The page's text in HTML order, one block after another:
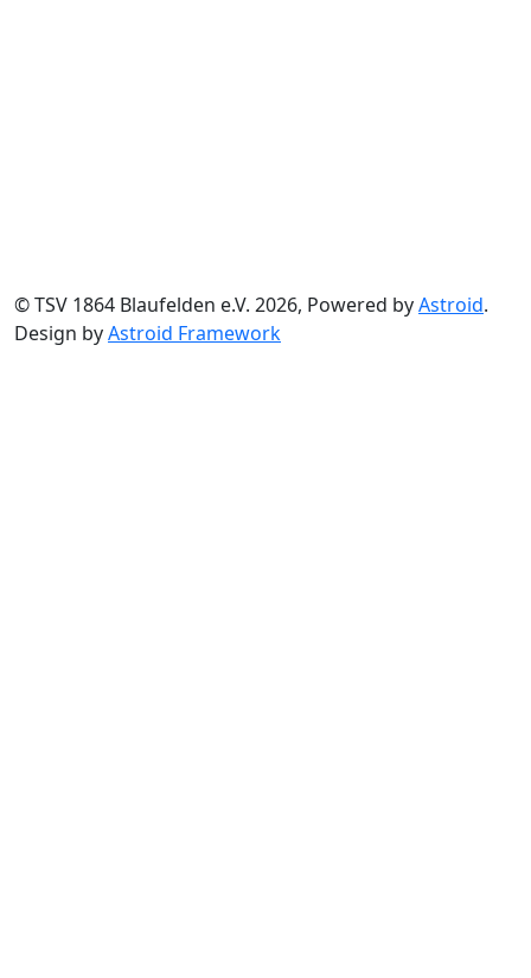
© TSV 1864 Blaufelden e.V. 2026, Powered byAstroid.
Design byAstroid Framework